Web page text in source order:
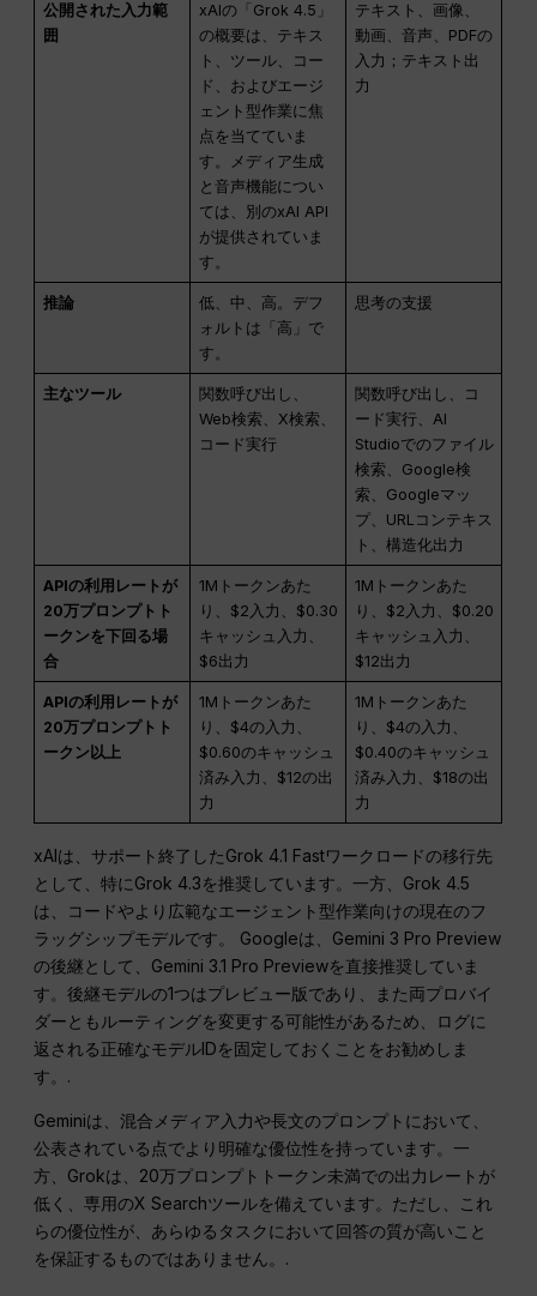
公開された入力範
囲
xAIの「Grok 4.5」
の概要は、テキス
ト、ツール、コー
ド、およびエージ
ェント型作業に焦
点を当てていま
す。メディア生成
と音声機能につい
ては、別のxAI API
が提供されていま
す。
テキスト、画像、
動画、音声、PDFの
入力；テキスト出
力
推論
低、中、高。デフ
ォルトは「高」で
す。
思考の支援
主なツール
関数呼び出し、
Web検索、X検索、
コード実行
関数呼び出し、コ
ード実行、AI
Studioでのファイル
検索、Google検
索、Googleマッ
プ、URLコンテキス
ト、構造化出力
APIの利用レートが
20万プロンプトト
ークンを下回る場
合
1Mトークンあた
り、$2入力、$0.30
キャッシュ入力、
$6出力
1Mトークンあた
り、$2入力、$0.20
キャッシュ入力、
$12出力
APIの利用レートが
20万プロンプトト
ークン以上
1Mトークンあた
り、$4の入力、
$0.60のキャッシュ
済み入力、$12の出
力
1Mトークンあた
り、$4の入力、
$0.40のキャッシュ
済み入力、$18の出
力
xAIは、サポート終了したGrok 4.1 Fastワークロードの移行先
として、特にGrok 4.3を推奨しています。一方、Grok 4.5
は、コードやより広範なエージェント型作業向けの現在のフ
ラッグシップモデルです。 Googleは、Gemini 3 Pro Preview
の後継として、Gemini 3.1 Pro Previewを直接推奨していま
す。後継モデルの1つはプレビュー版であり、また両プロバイ
ダーともルーティングを変更する可能性があるため、ログに
返される正確なモデルIDを固定しておくことをお勧めしま
す。.
Geminiは、混合メディア入力や長文のプロンプトにおいて、
公表されている点でより明確な優位性を持っています。一
方、Grokは、20万プロンプトトークン未満での出力レートが
低く、専用のX Searchツールを備えています。ただし、これ
らの優位性が、あらゆるタスクにおいて回答の質が高いこと
を保証するものではありません。.